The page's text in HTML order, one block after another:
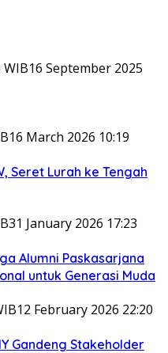
WIB16 September 2025
16 March 2026 10:19
Seret Lurah ke Tengah
31 January 2026 17:23
Alumni Paskasarjana
untuk Generasi Muda
12 February 2026 22:20
Gandeng Stakeholder